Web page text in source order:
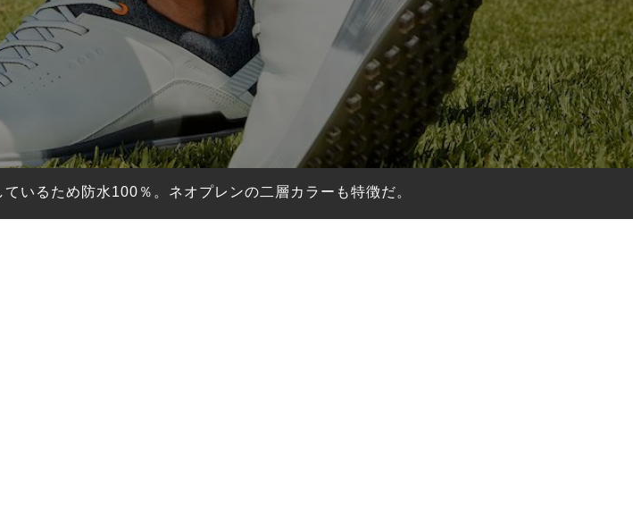
いるため防水100％。ネオプレンの二層カラーも特徴だ。